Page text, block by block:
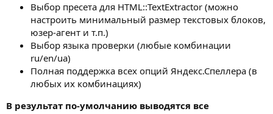
Выбор пресета для HTML::TextExtractor (можно
настроить минимальный размер текстовых блоков,
юзер-агент и т.п.)
Выбор языка проверки (любые комбинации
ru/en/ua)
Полная поддержка всех опций Яндекс.Спеллера (в
любых их комбинациях)
В результат по-умолчанию выводятся все